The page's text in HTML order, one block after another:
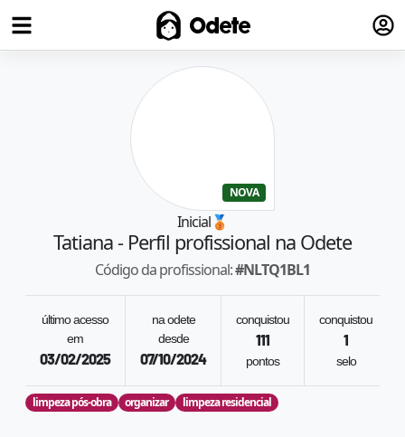
Odete
NOVA
Inicial🥉
Tatiana- Perfil profissional na Odete
Código da profissional:#NLTQ1BL1
último acesso
em
03/02/2025
na odete
desde
07/10/2024
conquistou
111
pontos
conquistou
1
selo
limpeza pós-obra organizar limpeza residencial